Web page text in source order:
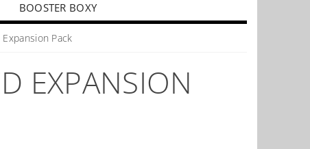
BOOSTER BOXY
PŘÍSLUŠENSTVÍ KE KARTÁM
Pack
EXPANSION